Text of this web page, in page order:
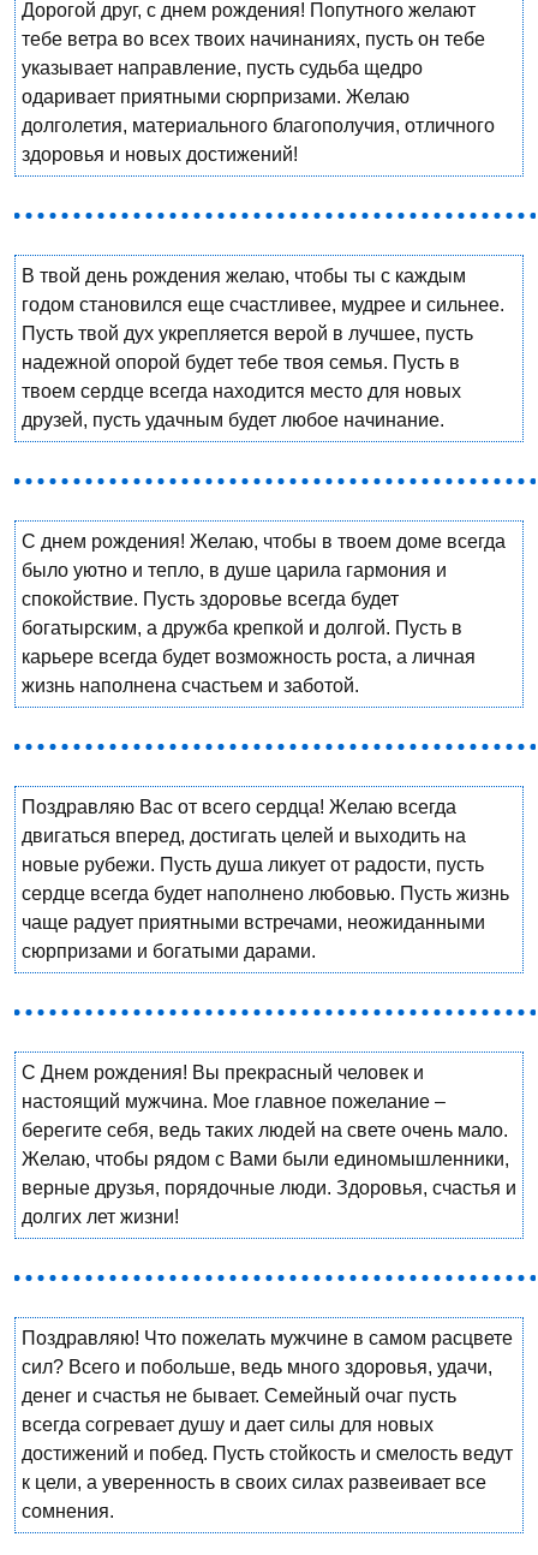
Дорогой друг, с днем рождения! Попутного желают
тебе ветра во всех твоих начинаниях, пусть он тебе
указывает направление, пусть судьба щедро
одаривает приятными сюрпризами. Желаю
долголетия, материального благополучия, отличного
здоровья и новых достижений!
В твой день рождения желаю, чтобы ты с каждым
годом становился еще счастливее, мудрее и сильнее.
Пусть твой дух укрепляется верой в лучшее, пусть
надежной опорой будет тебе твоя семья. Пусть в
твоем сердце всегда находится место для новых
друзей, пусть удачным будет любое начинание.
С днем рождения! Желаю, чтобы в твоем доме всегда
было уютно и тепло, в душе царила гармония и
спокойствие. Пусть здоровье всегда будет
богатырским, а дружба крепкой и долгой. Пусть в
карьере всегда будет возможность роста, а личная
жизнь наполнена счастьем и заботой.
Поздравляю Вас от всего сердца! Желаю всегда
двигаться вперед, достигать целей и выходить на
новые рубежи. Пусть душа ликует от радости, пусть
сердце всегда будет наполнено любовью. Пусть жизнь
чаще радует приятными встречами, неожиданными
сюрпризами и богатыми дарами.
С Днем рождения! Вы прекрасный человек и
настоящий мужчина. Мое главное пожелание –
берегите себя, ведь таких людей на свете очень мало.
Желаю, чтобы рядом с Вами были единомышленники,
верные друзья, порядочные люди. Здоровья, счастья и
долгих лет жизни!
Поздравляю! Что пожелать мужчине в самом расцвете
сил? Всего и побольше, ведь много здоровья, удачи,
денег и счастья не бывает. Семейный очаг пусть
всегда согревает душу и дает силы для новых
достижений и побед. Пусть стойкость и смелость ведут
к цели, а уверенность в своих силах развеивает все
сомнения.